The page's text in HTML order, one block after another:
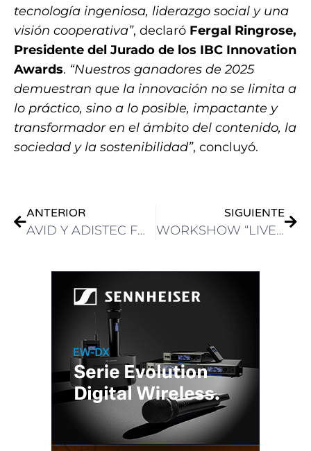
tecnología ingeniosa, liderazgo social y una
visión cooperativa”, declaró Fergal Ringrose,
Presidente del Jurado de los IBC Innovation
Awards. “Nuestros ganadores de 2025
demuestran que la innovación no se limita a
lo práctico, sino a lo posible, impactante y
transformador en el ámbito del contenido, la
sociedad y la sostenibilidad”, concluyó.
ANTERIOR
AVID Y ADISTEC FORTALECEN LA RELACIÓN CON SUS CANALES EN UNA CENA EXCLUSIVA DURANTE IBC 2025
SIGUIENTE
WORKSHOW “LIVE SESSIONS” REALIZÓ LOS PRIMEROS SHOWS HIPERREALES EN LATAM CON TECNOLOGÍA DE L-ACOUSTICS